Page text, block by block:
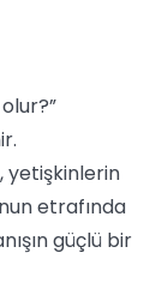
yetişkinlerin
etrafında
güçlü bir